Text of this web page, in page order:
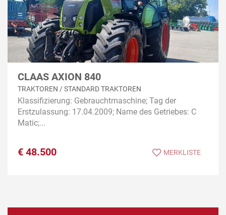
CLAAS AXION 840
TRAKTOREN / STANDARD TRAKTOREN
Klassifizierung: Gebrauchtmaschine; Tag der
Erstzulassung: 17.04.2009; Name des Getriebes: C
Matic;...
€ 48.500 MERKLISTE